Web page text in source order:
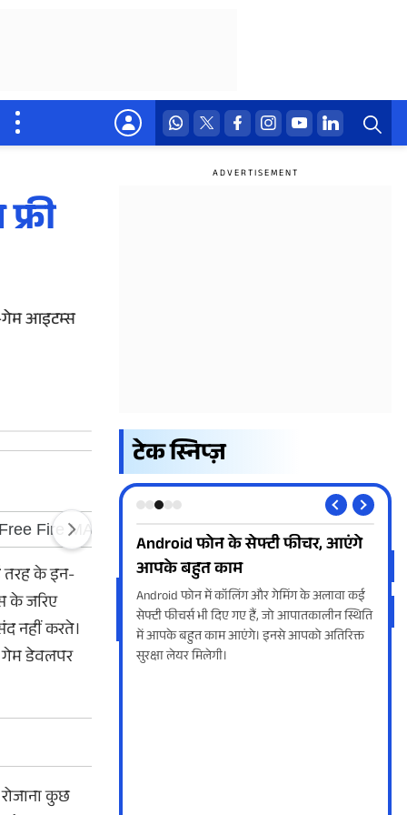
गेम आइटम्स
तरह के इन-
के जरिए
नहीं करते।
गेम डेवलपर
कुछ
टेक स्निप्ज़
के साथ Tecno
लॉन्च
फोन भारत में लॉन्च हो
Dimensity
पेश किया है। फोन की
साथ फास्ट चार्जिंग
Android फोन के सेफ्टी फीचर, आएंगे
आपके बहुत काम
Android फोन में कॉलिंग और गेमिंग के अलावा कई
सेफ्टी फीचर्स भी दिए गए हैं, जो आपातकालीन स्थिति
में आपके बहुत काम आएंगे। इनसे आपको अतिरिक्त
सुरक्षा लेयर मिलेगी।